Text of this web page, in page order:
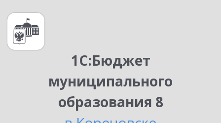
1С:Бюджет
муниципального
образования 8